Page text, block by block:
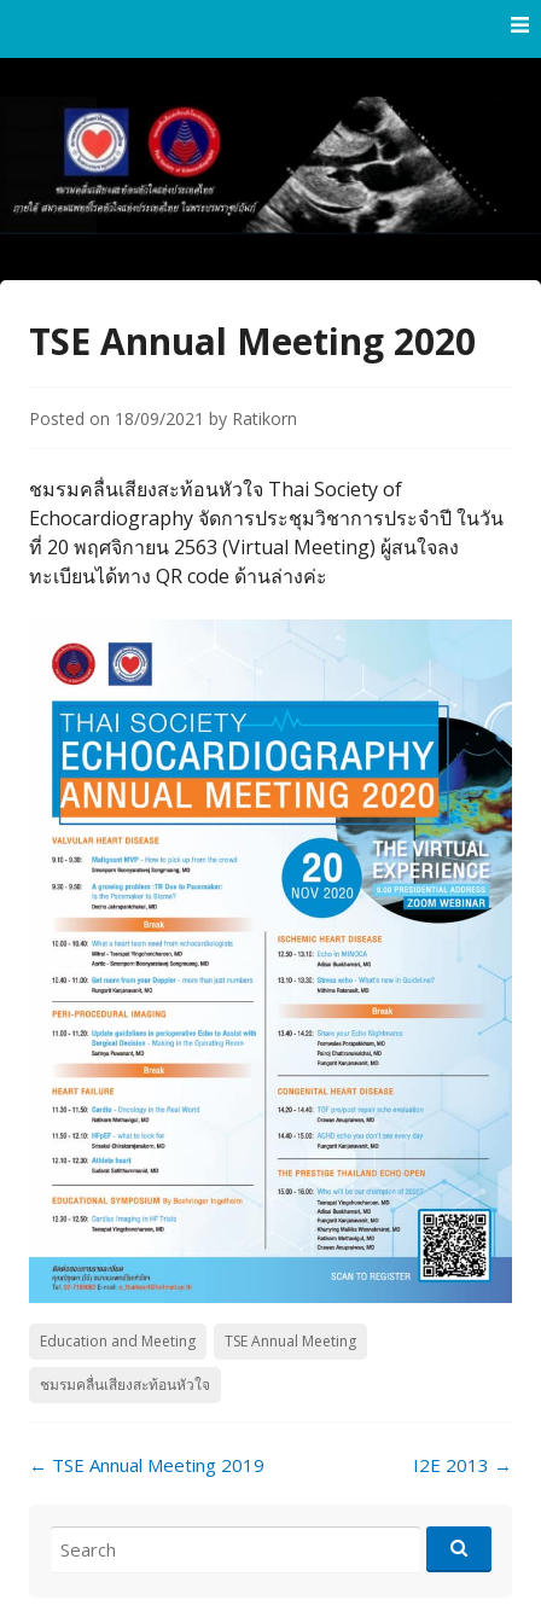
Thai Society of
Echocardiography
TSE Annual Meeting 2020
Posted on 18/09/2021 by Ratikorn
ชมรมคลื่นเสียงสะท้อนหัวใจ Thai Society of
Echocardiography จัดการประชุมวิชาการประจำปี ในวัน
ที่ 20 พฤศจิกายน 2563 (Virtual Meeting) ผู้สนใจลง
ทะเบียนได้ทาง QR code ด้านล่างค่ะ
Education and Meeting TSE Annual Meeting
ชมรมคลื่นเสียงสะท้อนหัวใจ
Post
← TSE Annual Meeting 2019 I2E 2013 →
for: